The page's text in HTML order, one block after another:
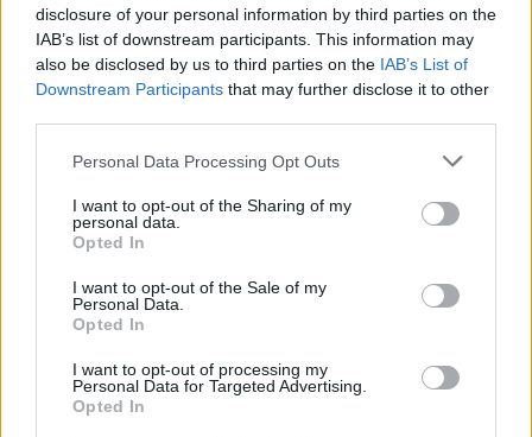
disclosure of your personal information by third parties on the
IAB’s list of downstream participants. This information may
also be disclosed by us to third parties on the IAB’s List of
Downstream Participants that may further disclose it to other
Personal Data Processing Opt Outs
I want to opt-out of the Sharing of my
personal data.
Opted In
I want to opt-out of the Sale of my
Personal Data.
Opted In
I want to opt-out of processing my
Personal Data for Targeted Advertising.
Opted In
“Vojna metoda spavanja vrlo je slična tehnici progresivne
relaksacije mišića koju podučavam svoje klijente s
nesanicom. Postoje i druge tehnike koje možete isprobati
kako biste lakše zaspali, poput sporog dubokog disanja ili
brojanja”, dodaje liječnica.
Problem s nesanicom je teško riješiti običnim tehnikama
opuštanja ako je veći i tada ćete vjerojatno trebati pomoć
stručnjaka, koji nas mogu podučiti kognitivnoj
bihevioralnoj terapiji za nesanicu koja djeluje istražujući
Vojna tehnika postala je viralna nakon što ju je na TikToku